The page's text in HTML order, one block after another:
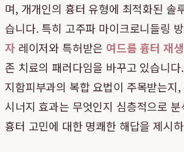
며, 개개인의 흉터 유형에 최적화된 솔
습니다. 특히 고주파 마이크로니들링
자레이저와 특허받은 여드름 흉터 재
존 치료의 패러다임을 바꾸고 있습니
지함피부과의 복합 요법이 주목받는지
시너지 효과는 무엇인지 심층적으로
흉터 고민에 대한 명쾌한 해답을 제시